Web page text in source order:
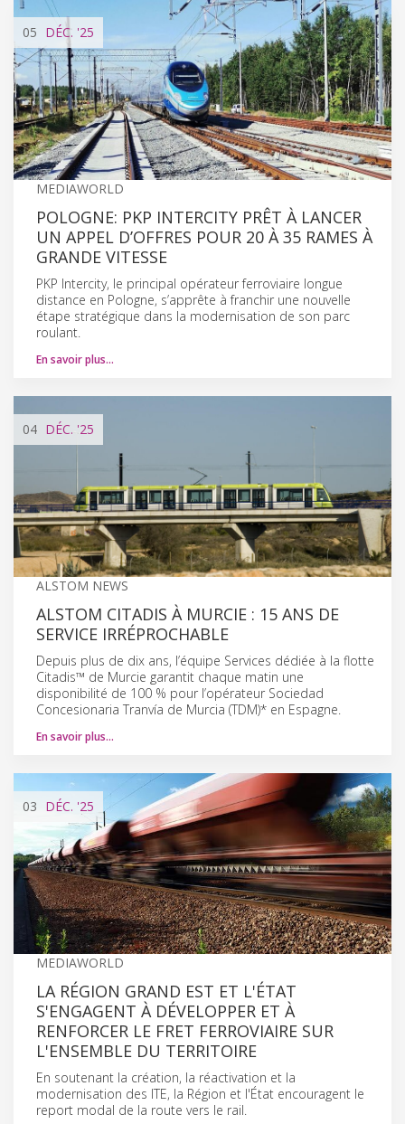
05 DÉC. '25
MEDIAWORLD
POLOGNE: PKP INTERCITY PRÊT À LANCER
UN APPEL D’OFFRES POUR 20 À 35 RAMES À
GRANDE VITESSE
PKP Intercity, le principal opérateur ferroviaire longue
distance en Pologne, s’apprête à franchir une nouvelle
étape stratégique dans la modernisation de son parc
roulant.
En savoir plus…
04 DÉC. '25
ALSTOM NEWS
ALSTOM CITADIS À MURCIE : 15 ANS DE
SERVICE IRRÉPROCHABLE
Depuis plus de dix ans, l’équipe Services dédiée à la flotte
Citadis™ de Murcie garantit chaque matin une
disponibilité de 100 % pour l’opérateur Sociedad
Concesionaria Tranvía de Murcia (TDM)* en Espagne.
En savoir plus…
03 DÉC. '25
MEDIAWORLD
LA RÉGION GRAND EST ET L'ÉTAT
S'ENGAGENT À DÉVELOPPER ET À
RENFORCER LE FRET FERROVIAIRE SUR
L'ENSEMBLE DU TERRITOIRE
En soutenant la création, la réactivation et la
modernisation des ITE, la Région et l'État encouragent le
report modal de la route vers le rail.